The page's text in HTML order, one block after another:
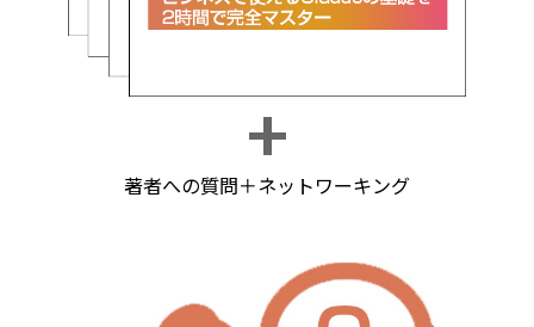
著者への質問＋ネットワーキング